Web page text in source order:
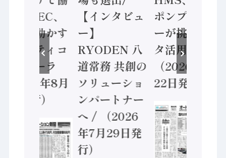
業 / IDEC、
安全に動かす
セーフティコ
ントローラ
（2026年8月
5日発行）
【インタビュ
ー】
RYODEN 八
道常務 共創の
ソリューショ
ンパートナー
へ / （2026
年7月29日発
行）
ポンプメーカ
ーが挑むデー
タ活用 など
（2026年7月
22日発行）